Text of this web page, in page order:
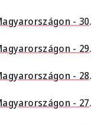
- 30.
- 29.
- 28.
- 27.